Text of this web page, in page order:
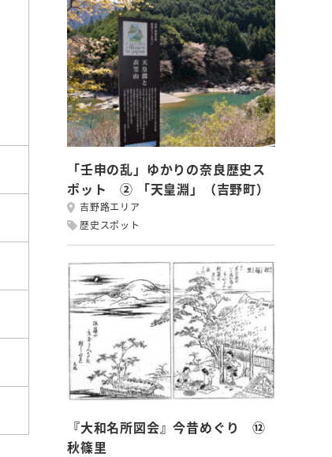
「壬申の乱」ゆかりの奈良歴史ス
ポット ② 「天皇淵」（吉野町）
吉野路エリア
歴史スポット
『大和名所図会』今昔めぐり ⑫
秋篠里